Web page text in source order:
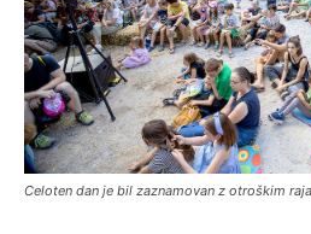
Celoten dan je bil zaznamovan z otroškim